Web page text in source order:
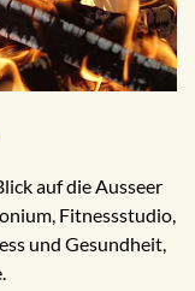
auf die Ausseer
Fitnessstudio,
und Gesundheit,